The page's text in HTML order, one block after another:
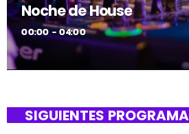
Noche de House
00:00 - 04:00
SIGUIENTES